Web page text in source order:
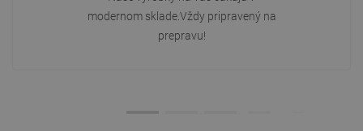
modernom sklade.Vždy pripravený na
prepravu!